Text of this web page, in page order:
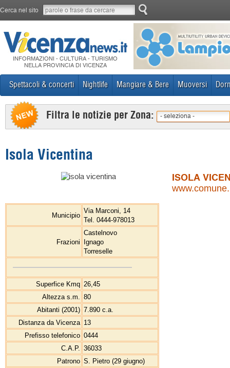
Cerca nel sito
INFORMAZIONI - CULTURA - TURISMO
NELLA PROVINCIA DI VICENZA
Spettacoli & concerti Nightlife Mangiare & Bere Muoversi
Filtra le notizie per Zona: - seleziona -
Isola Vicentina
ISOLA
Municipio
Via Marconi, 14
Tel. 0444-978013
Frazioni
Castelnovo
Ignago
Torreselle
Superfice Kmq 26,45
Altezza s.m. 80
Abitanti (2001) 7.890 c.a.
Distanza da Vicenza 13
Prefisso telefonico 0444
C.A.P. 36033
Patrono S. Pietro (29 giugno)